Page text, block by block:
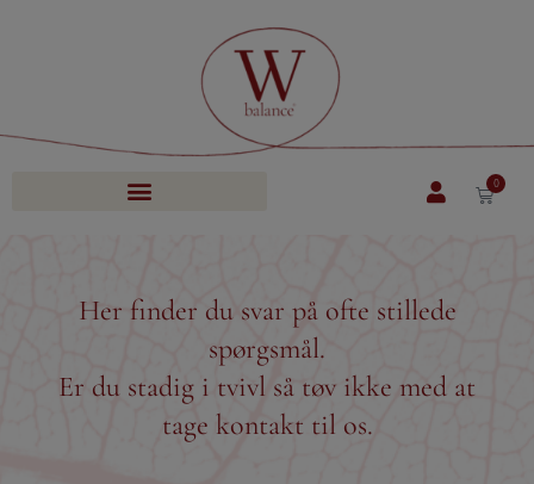
0
Her finder du svar på ofte stillede
spørgsmål.
Er du stadig i tvivl så tøv ikke med at
tage kontakt til os.